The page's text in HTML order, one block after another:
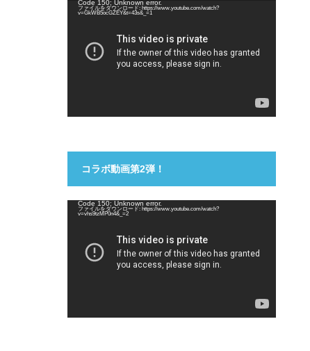
Code 150: Unknown error.
ファイルをダウンロード: https://www.youtube.com/watch?
v=GkWB5ocGZEY&t=43s&_=1
コラボ動画第2弾！
動 Code 150: Unknown error.
ファイルをダウンロード: https://www.youtube.com/watch?
v=vhs9tzMP0n4&_=2